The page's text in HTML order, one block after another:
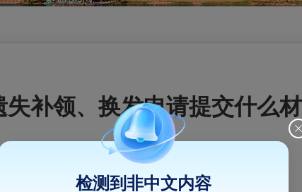
失补领、换发申请提交什么
检测到非中文内容